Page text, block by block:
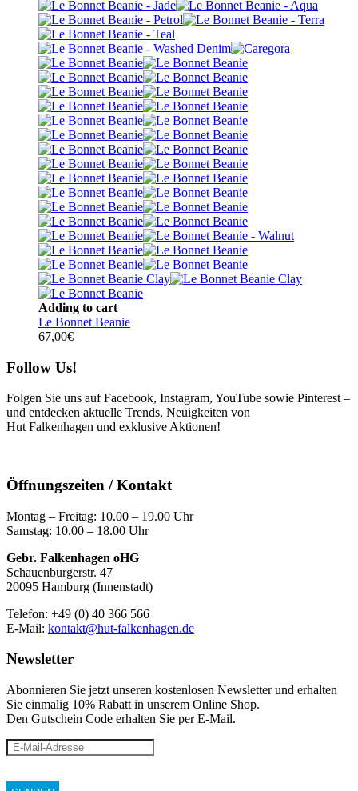
Adding to cart
Le Bonnet Beanie
67,00€
Follow Us!
Folgen Sie uns auf Facebook, Instagram, YouTube sowie Pinterest –
und entdecken aktuelle Trends, Neuigkeiten von
Hut Falkenhagen und exklusive Aktionen!
Öffnungszeiten / Kontakt
Montag – Freitag: 10.00 – 19.00 Uhr
Samstag: 10.00 – 18.00 Uhr
Gebr. Falkenhagen oHG
Schauenburgerstr. 47
20095 Hamburg (Innenstadt)
Telefon: +49 (0) 40 366 566
E-Mail: kontakt@hut-falkenhagen.de
Newsletter
Abonnieren Sie jetzt unseren kostenlosen Newsletter und erhalten
Sie einmalig 10% Rabatt in unserem Online Shop.
Den Gutschein Code erhalten Sie per E-Mail.